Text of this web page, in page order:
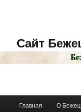
Сайт
Главная О